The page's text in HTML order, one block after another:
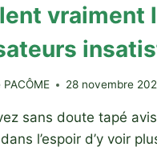
vraiment
PACÔME 28 novembre
sans doute tapé
l’espoir d’y voir